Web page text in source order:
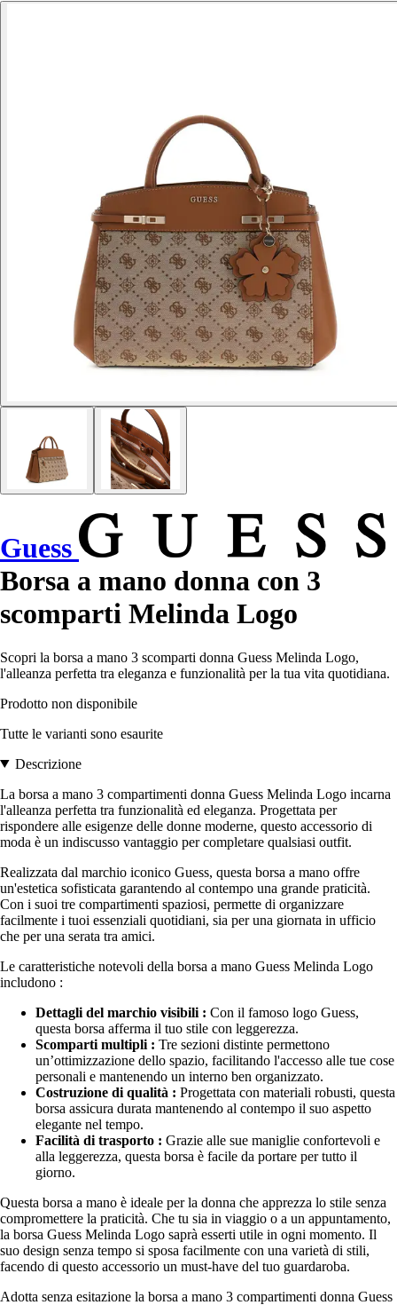
Guess
Borsa a mano donna con 3
scomparti Melinda Logo
Scopri la borsa a mano 3 scomparti donna Guess Melinda Logo,
l'alleanza perfetta tra eleganza e funzionalità per la tua vita quotidiana.
Prodotto non disponibile
Tutte le varianti sono esaurite
Descrizione
La borsa a mano 3 compartimenti donna Guess Melinda Logo incarna
l'alleanza perfetta tra funzionalità ed eleganza. Progettata per
rispondere alle esigenze delle donne moderne, questo accessorio di
moda è un indiscusso vantaggio per completare qualsiasi outfit.
Realizzata dal marchio iconico Guess, questa borsa a mano offre
un'estetica sofisticata garantendo al contempo una grande praticità.
Con i suoi tre compartimenti spaziosi, permette di organizzare
facilmente i tuoi essenziali quotidiani, sia per una giornata in ufficio
che per una serata tra amici.
Le caratteristiche notevoli della borsa a mano Guess Melinda Logo
includono :
Dettagli del marchio visibili : Con il famoso logo Guess,
questa borsa afferma il tuo stile con leggerezza.
Scomparti multipli : Tre sezioni distinte permettono
un’ottimizzazione dello spazio, facilitando l'accesso alle tue cose
personali e mantenendo un interno ben organizzato.
Costruzione di qualità : Progettata con materiali robusti, questa
borsa assicura durata mantenendo al contempo il suo aspetto
elegante nel tempo.
Facilità di trasporto : Grazie alle sue maniglie confortevoli e
alla leggerezza, questa borsa è facile da portare per tutto il
giorno.
Questa borsa a mano è ideale per la donna che apprezza lo stile senza
compromettere la praticità. Che tu sia in viaggio o a un appuntamento,
la borsa Guess Melinda Logo saprà esserti utile in ogni momento. Il
suo design senza tempo si sposa facilmente con una varietà di stili,
facendo di questo accessorio un must-have del tuo guardaroba.
Adotta senza esitazione la borsa a mano 3 compartimenti donna Guess